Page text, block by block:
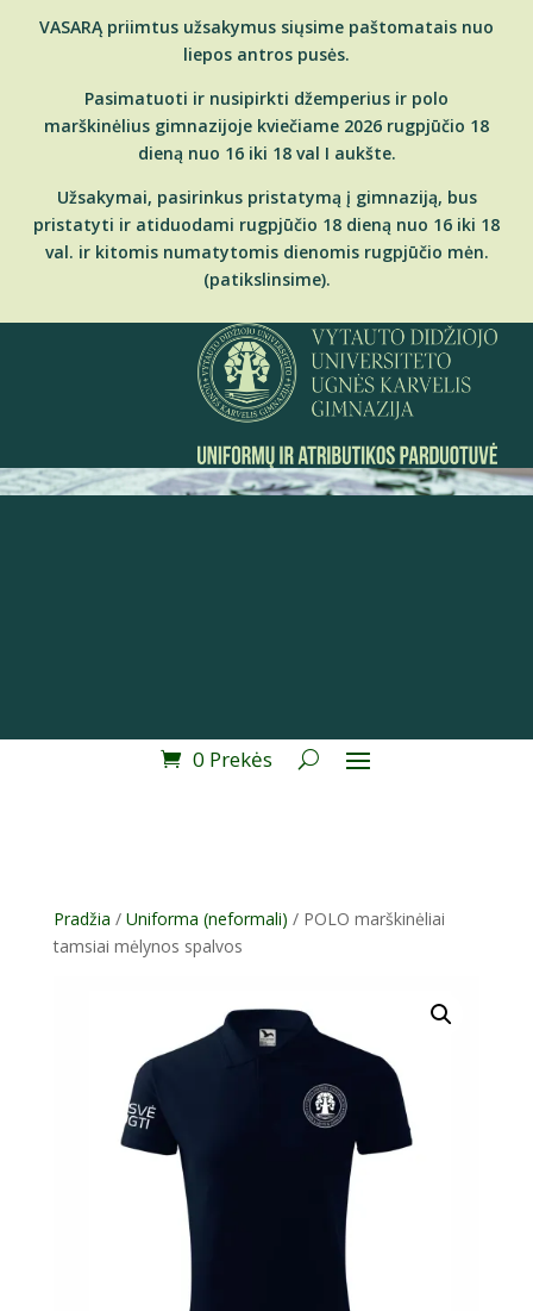
VASARĄ priimtus užsakymus siųsime paštomatais nuo
liepos antros pusės.
Pasimatuoti ir nusipirkti džemperius ir polo
marškinėlius gimnazijoje kviečiame 2026 rugpjūčio 18
dieną nuo 16 iki 18 val I aukšte.
Užsakymai, pasirinkus pristatymą į gimnaziją, bus
pristatyti ir atiduodami rugpjūčio 18 dieną nuo 16 iki 18
val. ir kitomis numatytomis dienomis rugpjūčio mėn.
(patikslinsime).
0 Prekės
Pradžia / Uniforma (neformali) / POLO marškinėliai
tamsiai mėlynos spalvos